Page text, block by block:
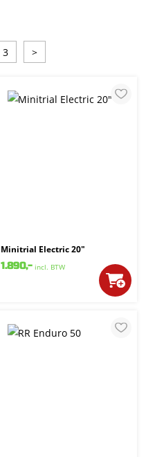
3 >
Minitrial Electric 20"
1.890,- incl. BTW